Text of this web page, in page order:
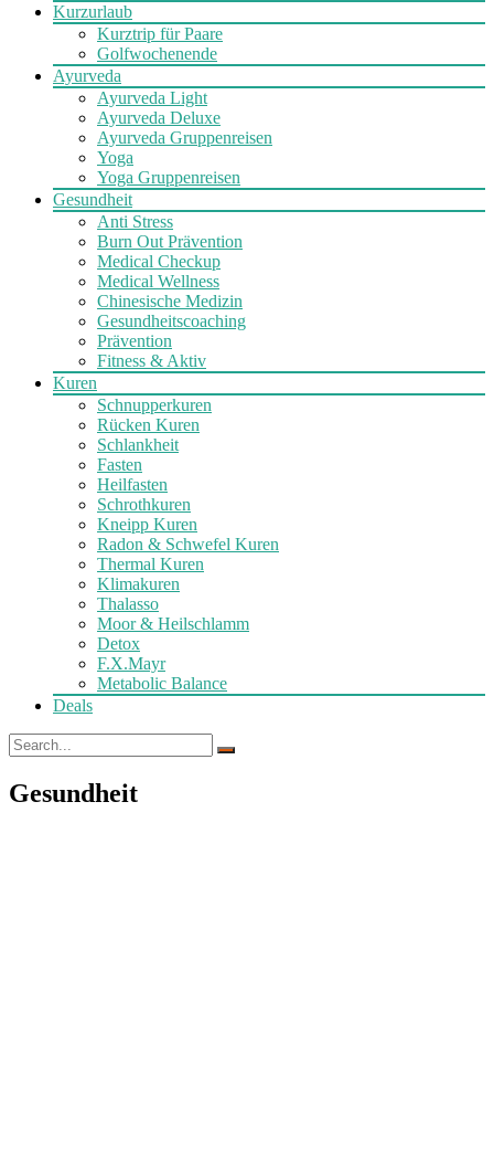
Kurzurlaub
Kurztrip für Paare
Golfwochenende
Ayurveda
Ayurveda Light
Ayurveda Deluxe
Ayurveda Gruppenreisen
Yoga
Yoga Gruppenreisen
Gesundheit
Anti Stress
Burn Out Prävention
Medical Checkup
Medical Wellness
Chinesische Medizin
Gesundheitscoaching
Prävention
Fitness & Aktiv
Kuren
Schnupperkuren
Rücken Kuren
Schlankheit
Fasten
Heilfasten
Schrothkuren
Kneipp Kuren
Radon & Schwefel Kuren
Thermal Kuren
Klimakuren
Thalasso
Moor & Heilschlamm
Detox
F.X.Mayr
Metabolic Balance
Deals
Gesundheit